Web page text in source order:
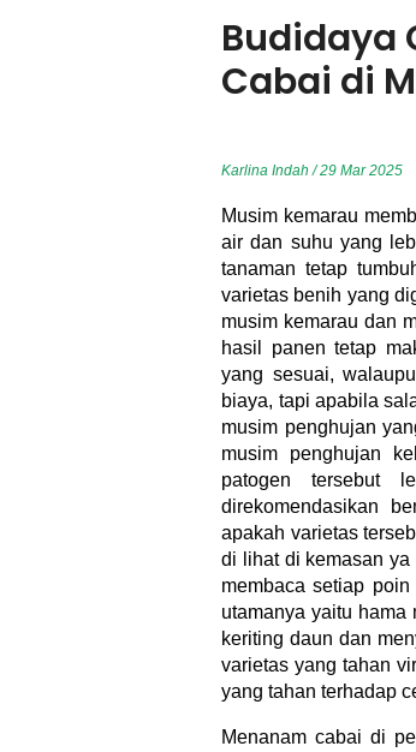
Budidaya
Cabai di
Karlina Indah / 29 Mar 2025
Musim kemarau
air dan suhu yang
tanaman tetap
varietas benih yang
musim kemarau dan
hasil panen tetap
yang sesuai,
biaya, tapi apabila
musim penghujan
musim penghujan
patogen tersebut
direkomendasikan
apakah varietas
di lihat di kemasan
membaca setiap
utamanya yaitu hama
keriting daun dan
varietas yang tahan
yang tahan terhadap
Menanam cabai di